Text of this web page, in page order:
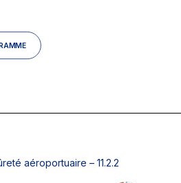
aéroportuaire – 11.2.2